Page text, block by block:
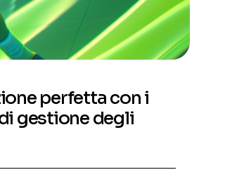
perfetta con i
gestione degli